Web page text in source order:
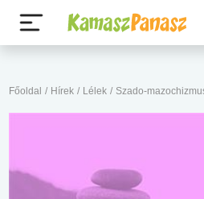
Főoldal / Hírek / Lélek / Szado-